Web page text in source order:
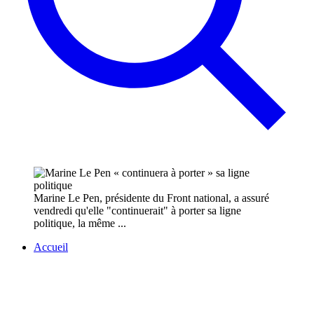
Marine Le Pen, présidente du Front national, a assuré
vendredi qu'elle "continuerait" à porter sa ligne
politique, la même ...
Accueil